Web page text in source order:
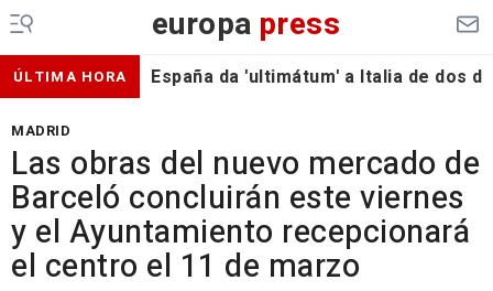
europa press
ÚLTIMA HORA España da 'ultimátum' a Italia de dos
MADRID
Las obras del nuevo mercado de
Barceló concluirán este viernes
y el Ayuntamiento recepcionará
el centro el 11 de marzo